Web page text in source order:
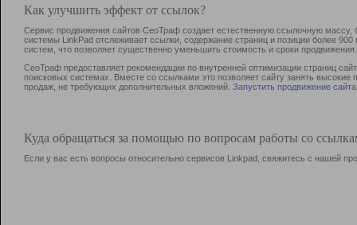
Как улучшить эффект от ссылок?
Сервис продвижения сайтов СеоТраф создает естественную ссылочную
системы LinkPad отслеживает ссылки, содержание страниц и позиции более
систем, что позволяет существенно уменьшить стоимость и сроки продвижения.
СеоТраф предоставляет рекомендации по внутренней оптимизации страниц
поисковых системах. Вместе со ссылками это позволяет сайту занять
продаж, не требующих дополнительных вложений. Запустить продвижение сайта
Куда обращаться за помощью по вопросам работы со
Если у вас есть вопросы относительно сервисов Linkpad, свяжитесь с нашей